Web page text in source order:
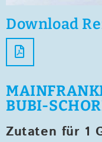
Download
BUBI-
Zutaten für 1